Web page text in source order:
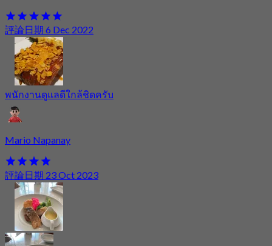
評論日期 6 Dec 2022
พนักงานดูแลดีใกล้ชิดครับ
Mario Napanay
評論日期 23 Oct 2023